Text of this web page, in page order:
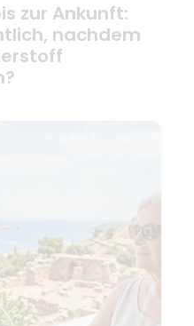
zur Ankunft:
nachdem